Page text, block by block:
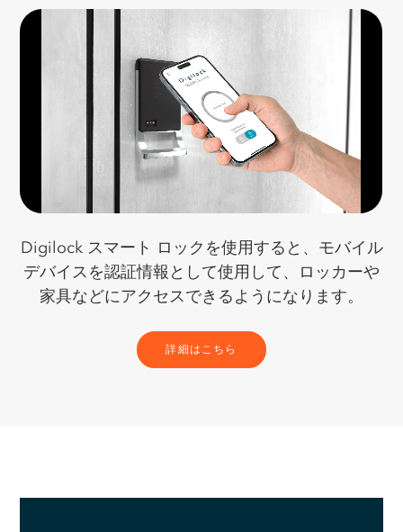
Digilock スマート ロックを使用すると、モバイル
デバイスを認証情報として使用して、ロッカーや
家具などにアクセスできるようになります。
詳細はこちら